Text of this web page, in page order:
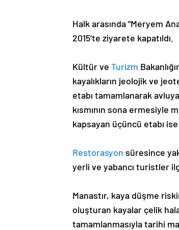
Halk arasında “Meryem
2015’te ziyarete kapatıldı.
Kültür ve Turizm
kayalıkların jeolojik ve
etabı tamamlanarak
kısmının sona ermesiyle
kapsayan üçüncü etabı ise
Restorasyon süresince
yerli ve yabancı turistler
Manastır, kaya düşme
oluşturan kayalar çelik
tamamlanmasıyla tarihi